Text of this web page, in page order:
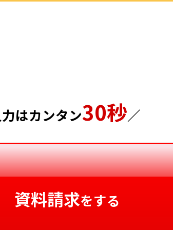
神奈川県
徳島県
愛媛県
はカンタン30秒／
資料請求をする